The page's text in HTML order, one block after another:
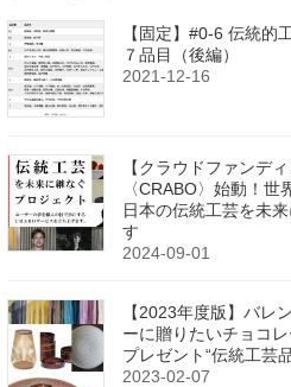
【固定】#0-6 伝統的
７品目（後編）
2021-12-16
【クラウドファンディ
〈CRABO〉始動！世
日本の伝統工芸を未
す
2024-09-01
【2023年度版】バレ
ーに贈りたいチョコ
プレゼント“伝統工芸
2023-02-07